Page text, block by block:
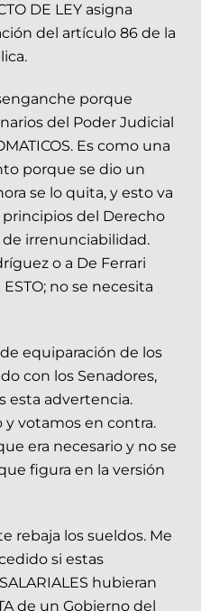
DE LEY asigna
del artículo 86 de la
porque
del Poder Judicial
Es como una
porque se dio un
se lo quita, y esto va
del Derecho
irrenunciabilidad.
o a De Ferrari
ESTO; no se necesita
equiparación de los
con los Senadores,
esta advertencia.
votamos en contra.
era necesario y no se
figura en la versión
rebaja los sueldos. Me
si estas
hubieran
de un Gobierno del